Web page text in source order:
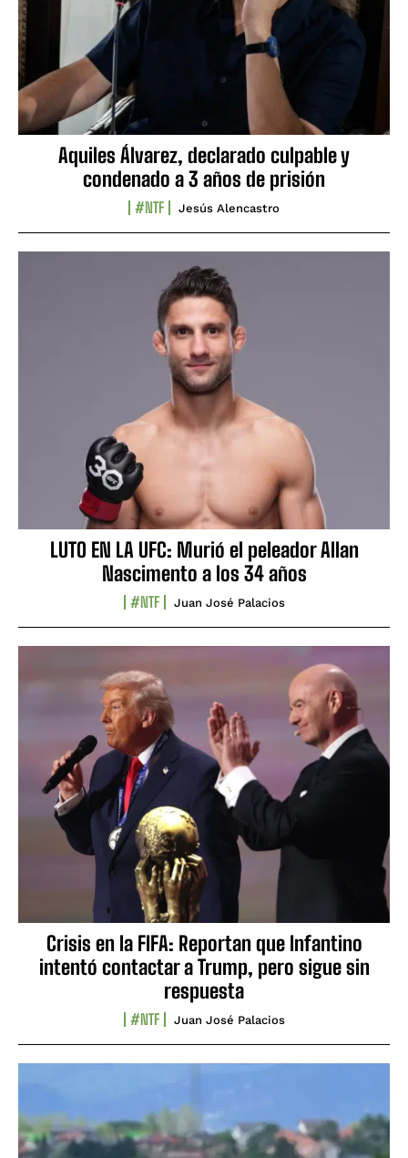
Aquiles Álvarez, declarado culpable y
condenado a 3 años de prisión
#NTF Jesús Alencastro
LUTO EN LA UFC: Murió el peleador Allan
Nascimento a los 34 años
#NTF Juan José Palacios
Crisis en la FIFA: Reportan que Infantino
intentó contactar a Trump, pero sigue sin
respuesta
#NTF Juan José Palacios